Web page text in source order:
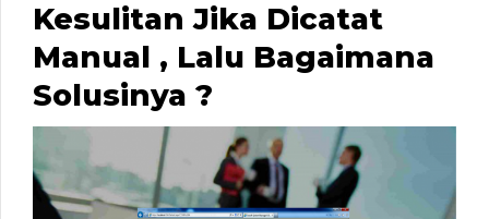
Kesulitan Jika Dicatat
Manual , Lalu Bagaimana
Solusinya ?